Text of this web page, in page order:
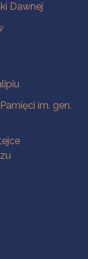
Dawnej
im. gen.